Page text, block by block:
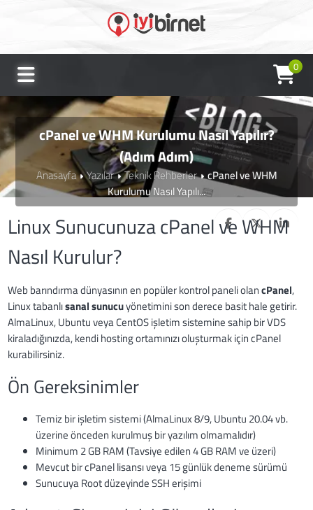
0
cPanel ve WHM Kurulumu Nasıl Yapılır?
(Adım Adım)
Anasayfa Yazılar Teknik Rehberler
cPanel ve WHM
Kurulumu Nasıl Yapılı...
Linux Sunucunuza cPanel ve WHM
Nasıl Kurulur?
Web barındırma dünyasının en popüler kontrol paneli olancPanel,
Linux tabanlısanal sunucuyönetimini son derece basit hale getirir.
AlmaLinux, Ubuntu veya CentOS işletim sistemine sahip bir VDS
kiraladığınızda, kendi hosting ortamınızı oluşturmak için cPanel
kurabilirsiniz.
Ön Gereksinimler
Temiz bir işletim sistemi (AlmaLinux 8/9, Ubuntu 20.04 vb.
üzerine önceden kurulmuş bir yazılım olmamalıdır)
Minimum 2 GB RAM (Tavsiye edilen 4 GB RAM ve üzeri)
Mevcut bir cPanel lisansı veya 15 günlük deneme sürümü
Sunucuya Root düzeyinde SSH erişimi